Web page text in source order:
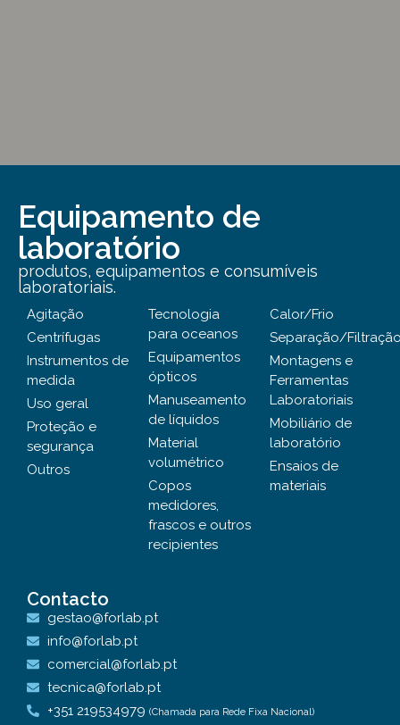
Equipamento de
laboratório
produtos, equipamentos e consumíveis
laboratoriais.
Agitação
Centrífugas
Instrumentos de
medida
Uso geral
Proteção e
segurança
Outros
Tecnologia
para oceanos
Equipamentos
ópticos
Manuseamento
de líquidos
Material
volumétrico
Copos
medidores,
frascos e outros
recipientes
Calor/Frio
Separação/
Montagens e
Ferramentas
Laboratoriais
Mobiliário de
laboratório
Ensaios de
materiais
Contacto
gestao@forlab.pt
info@forlab.pt
comercial@forlab.pt
tecnica@forlab.pt
+351 219534979 (Chamada para Rede Fixa Nacional)